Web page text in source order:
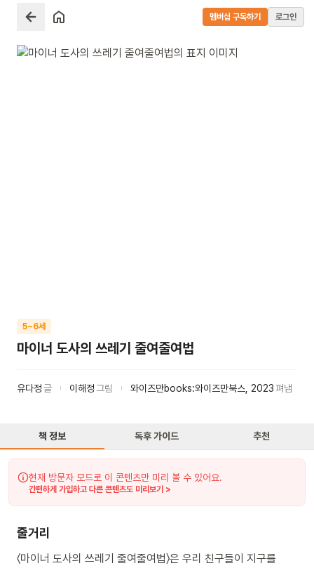
멤버십 구독하기 로그인
5~6세
마이너 도사의 쓰레기 줄여줄여법
유다정 글 이해정 그림 와이즈만books:와이즈만북스 2023펴냄
책 정보 독후 가이드 추천
현재 방문자 모드로 이 콘텐츠만 미리 볼 수 있어요.
간편하게 가입하고 다른 콘텐츠도 미리보기 >
줄거리
〈마이너 도사의 쓰레기 줄여줄여법〉은 우리 친구들이 지구를